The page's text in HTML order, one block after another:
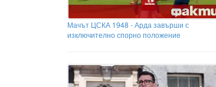
Мачът ЦСКА 1948 - Арда завърши с
изключително спорно положение